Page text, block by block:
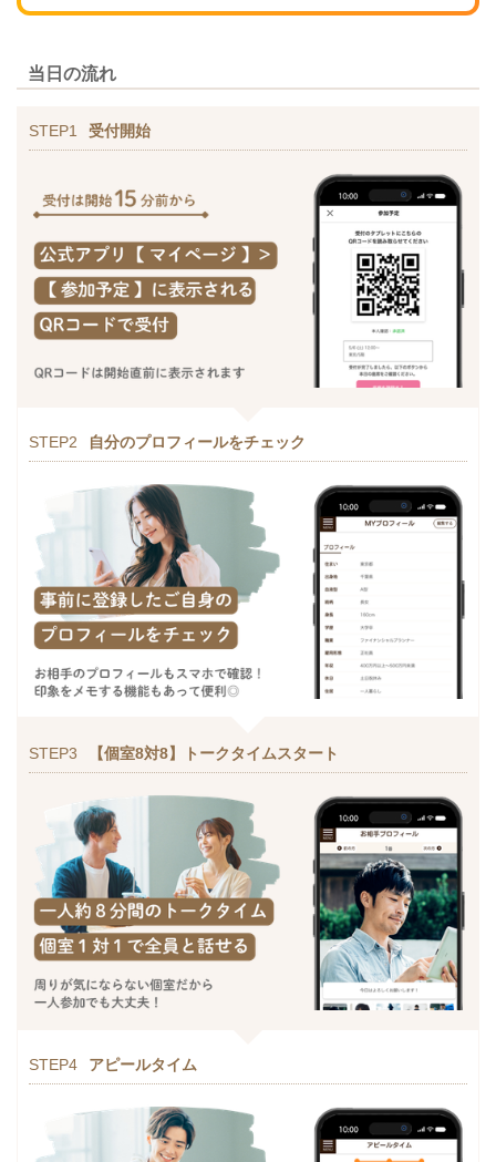
当日の流れ
STEP1 受付開始
STEP2 自分のプロフィールをチェック
STEP3 【個室8対8】トークタイムスタート
STEP4 アピールタイム